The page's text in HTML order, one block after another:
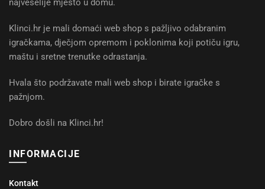
najveselije mjesto u domu.
Klinci.hr je mali domaći web shop s pažljivo odabranim
igračkama, dječjom opremom i poklonima koji potiču igru,
maštu i sretne trenutke odrastanja.
Hvala što podržavate mali web shop i birate igračke s
pažnjom.
Dobro došli na Klinci.hr!
INFORMACIJE
Kontakt